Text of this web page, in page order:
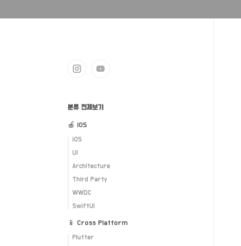
분류 전체보기
🍎 iOS
iOS
UI
Architecture
Third Party
WWDC
SwiftUI
📱 Cross Platform
Flutter